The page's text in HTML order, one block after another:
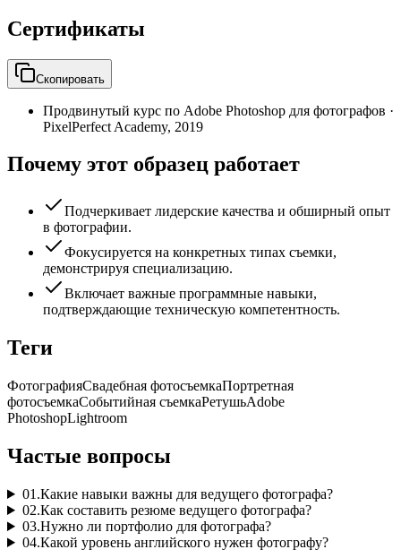
Сертификаты
Скопировать
Продвинутый курс по Adobe Photoshop для фотографов ·
PixelPerfect Academy, 2019
Почему этот образец работает
Подчеркивает лидерские качества и обширный опыт
в фотографии.
Фокусируется на конкретных типах съемки,
демонстрируя специализацию.
Включает важные программные навыки,
подтверждающие техническую компетентность.
Теги
ФотографияСвадебная фотосъемкаПортретная
фотосъемкаСобытийная съемкаРетушьAdobe
PhotoshopLightroom
Частые вопросы
01 .Какие навыки важны для ведущего фотографа?
02.Как составить резюме ведущего фотографа?
03.Нужно ли портфолио для фотографа?
04.Какой уровень английского нужен фотографу?